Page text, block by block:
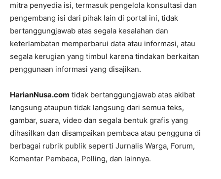
mitra penyedia isi, termasuk pengelola konsultasi dan
pengembang isi dari pihak lain di portal ini, tidak
bertanggungjawab atas segala kesalahan dan
keterlambatan memperbarui data atau informasi, atau
segala kerugian yang timbul karena tindakan berkaitan
penggunaan informasi yang disajikan.
HarianNusa.com tidak bertanggungjawab atas akibat
langsung ataupun tidak langsung dari semua teks,
gambar, suara, video dan segala bentuk grafis yang
dihasilkan dan disampaikan pembaca atau pengguna di
berbagai rubrik publik seperti Jurnalis Warga, Forum,
Komentar Pembaca, Polling, dan lainnya.